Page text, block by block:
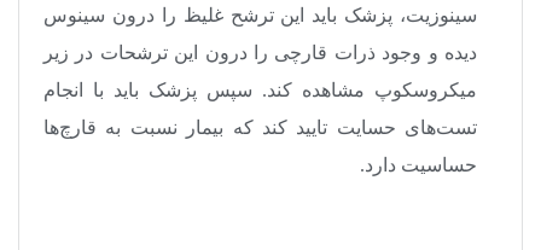
سینوزیت، پزشک باید این ترشح غلیظ را درون سینوس
دیده و وجود ذرات قارچی را درون این ترشحات در زیر
میکروسکوپ مشاهده کند. سپس پزشک باید با انجام
تست‌های حسایت تایید کند که بیمار نسبت به قارچ‌ها
حساسیت دارد.